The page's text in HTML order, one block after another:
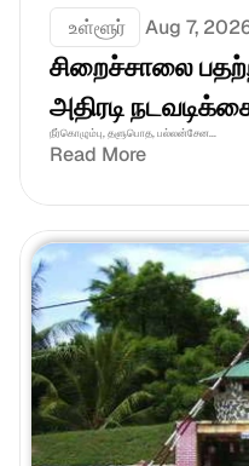
உள்ளூர் Aug 7,
சிறைச்சாலை
அதிரடி
நீர்கொழும்பு, தளுபொத, பல்லன்சேன...
Read More